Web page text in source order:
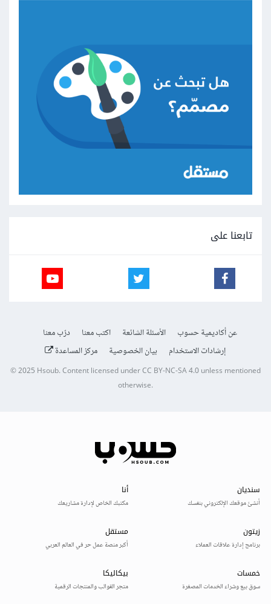
تابعنا على
عن أكاديمية حسوب الأسئلة الشائعة اكتب معنا
درّب معنا
إرشادات الاستخدام
بيان الخصوصية مركز المساعدة
© 2025Hsoub.Content licensed underCC BY-NC-SA 4.0unless mentioned
otherwise.